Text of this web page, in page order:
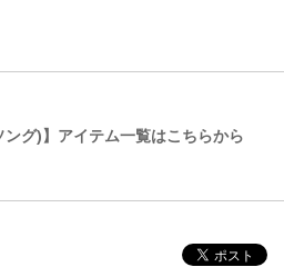
ング)】アイテム一覧はこちらから